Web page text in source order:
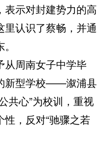
表示对封建势力的高
里认识了蔡畅，并通
周南女子中学毕
新型学校——溆浦县
共心”为校训，重视
，反对“驰骤之若